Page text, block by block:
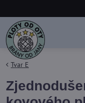
Tvar E